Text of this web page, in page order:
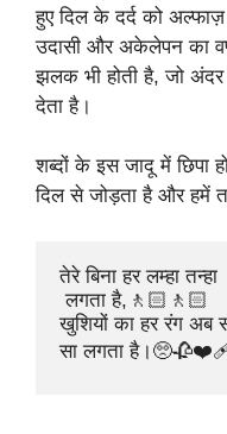
हुए दिल के दर्द को अल्फाज़
उदासी और अकेलेपन का
झलक भी होती है, जो
देता है।
शब्दों के इस जादू में छिपा
दिल से जोड़ता है और हमें
तेरे बिना हर लम्हा तन्हा
लगता है,🚶🏻🚶🏻
खुशियों का हर रंग अब
सा लगता